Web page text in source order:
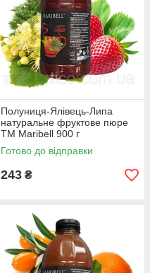
Полуниця-Ялівець-Липа
натуральне фруктове пюре
ТМ Maribell 900 г
Готово до відправки
243 ₴